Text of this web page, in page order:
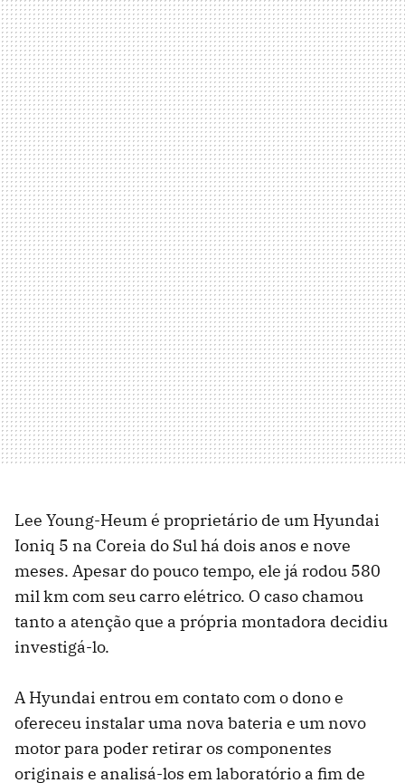
Lee Young-Heum é proprietário de um Hyundai
Ioniq 5 na Coreia do Sul há dois anos e nove
meses. Apesar do pouco tempo, ele já rodou 580
mil km com seu carro elétrico. O caso chamou
tanto a atenção que a própria montadora decidiu
investigá-lo.
A Hyundai entrou em contato com o dono e
ofereceu instalar uma nova bateria e um novo
motor para poder retirar os componentes
originais e analisá-los em laboratório a fim de